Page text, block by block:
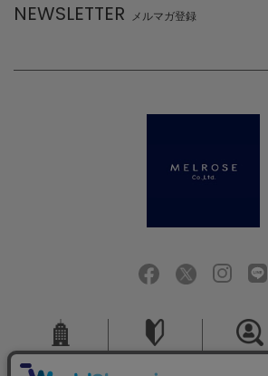
NEWSLETTER メルマガ登録
会社概要